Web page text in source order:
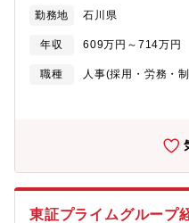
アなど海外展開を拡大し、グ
の強化と店舗との連携（OMO
イチェーン強化による競争力
独自のネットワークを活用し
客ニーズの収集を基に、機能
* 業務分掌やジョブディスク
パスの設計* 社員教育・研修
向けた施策の企画・実行■労
与計算・社会保険手続きの運
ト社員の採用* 採用計画の立
社の成長を支えるポジションで
勤務地 石川県
年収 609万円～714万円
職種
人事(採用・労務・
東証プライムグループ